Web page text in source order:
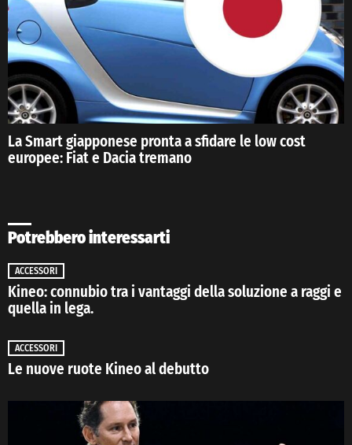
La Smart giapponese pronta a sfidare le low cost
europee: Fiat e Dacia tremano
Potrebbero interessarti
ACCESSORI
Kineo: connubio tra i vantaggi della soluzione a raggi e
quella in lega.
ACCESSORI
Le nuove ruote Kineo al debutto